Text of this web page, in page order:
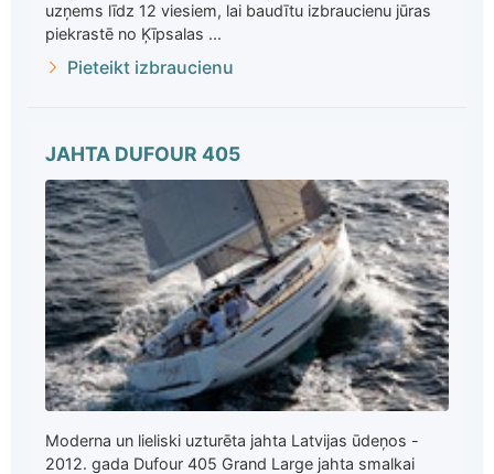
uzņems līdz 12 viesiem, lai baudītu izbraucienu jūras
piekrastē no Ķīpsalas ...
Pieteikt izbraucienu
JAHTA DUFOUR 405
Moderna un lieliski uzturēta jahta Latvijas ūdeņos -
2012. gada Dufour 405 Grand Large jahta smalkai